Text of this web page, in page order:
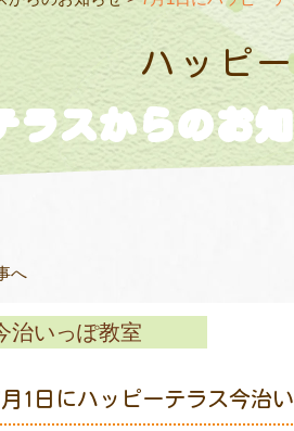
ハッピ
ラスからのお
へ
治いっぽ教室
1日にハッピーテラス今治